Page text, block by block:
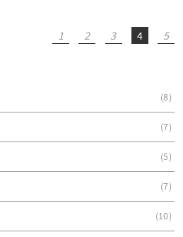
1 2 3 4 5
8
7
5
7
10